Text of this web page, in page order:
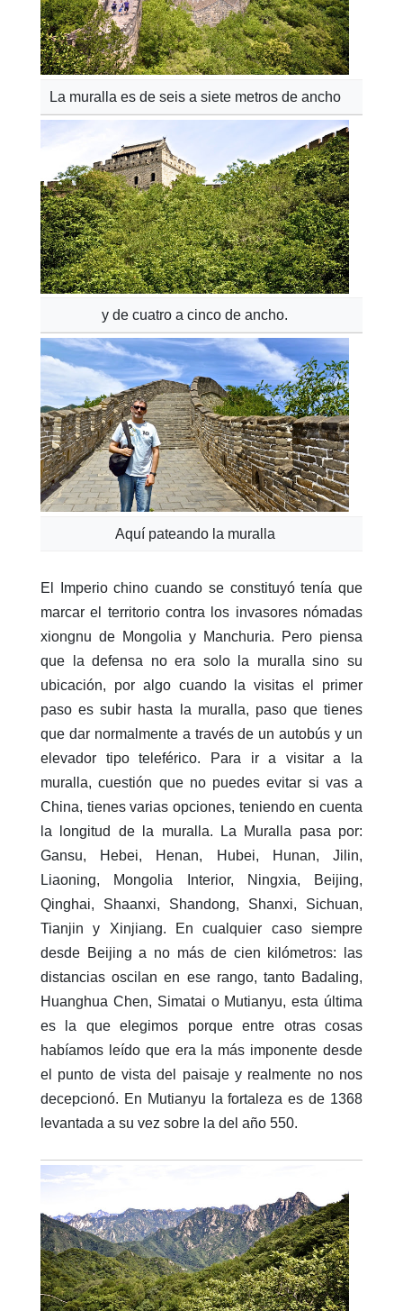
La muralla es de seis a siete metros de ancho
y de cuatro a cinco de ancho.
Aquí pateando la muralla
El Imperio chino cuando se constituyó tenía que
marcar el territorio contra los invasores nómadas
xiongnu de Mongolia y Manchuria. Pero piensa
que la defensa no era solo la muralla sino su
ubicación, por algo cuando la visitas el primer
paso es subir hasta la muralla, paso que tienes
que dar normalmente a través de un autobús y un
elevador tipo teleférico. Para ir a visitar a la
muralla, cuestión que no puedes evitar si vas a
China, tienes varias opciones, teniendo en cuenta
la longitud de la muralla. La Muralla pasa por:
Gansu, Hebei, Henan, Hubei, Hunan, Jilin,
Liaoning, Mongolia Interior, Ningxia, Beijing,
Qinghai, Shaanxi, Shandong, Shanxi, Sichuan,
Tianjin y Xinjiang. En cualquier caso siempre
desde Beijing a no más de cien kilómetros: las
distancias oscilan en ese rango, tanto Badaling,
Huanghua Chen, Simatai o Mutianyu, esta última
es la que elegimos porque entre otras cosas
habíamos leído que era la más imponente desde
el punto de vista del paisaje y realmente no nos
decepcionó. En Mutianyu la fortaleza es de 1368
levantada a su vez sobre la del año 550.